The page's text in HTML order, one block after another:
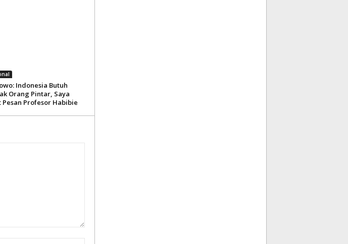
Indonesia Butuh
Orang Pintar, Saya
Pesan Profesor Habibie